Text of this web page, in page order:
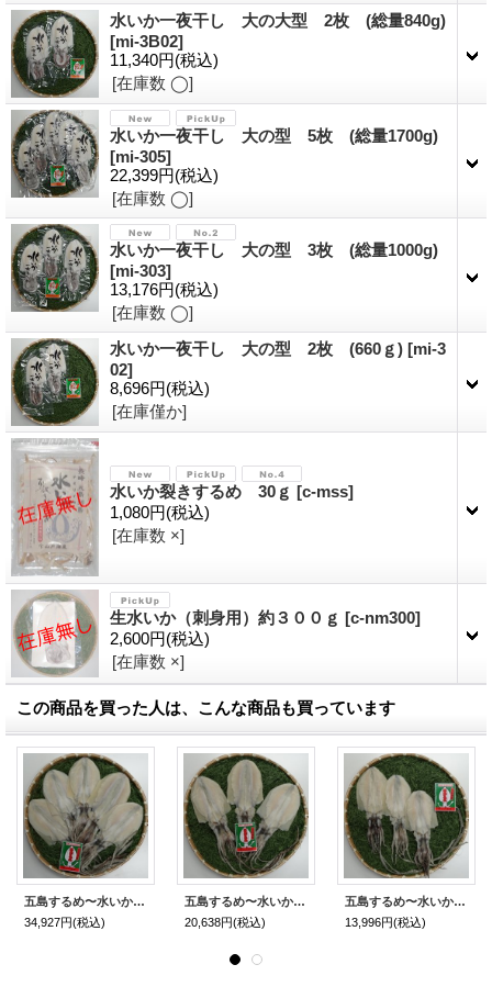
水いか一夜干し 大の大型 2枚 (総量840g)
[mi-3B02]
11,340円(税込)
[在庫数 ◯]
水いか一夜干し 大の型 5枚 (総量1700g)
[mi-305]
22,399円(税込)
[在庫数 ◯]
水いか一夜干し 大の型 3枚 (総量1000g)
[mi-303]
13,176円(税込)
[在庫数 ◯]
水いか一夜干し 大の型 2枚 (660ｇ) [mi-3
02]
8,696円(税込)
[在庫僅か]
水いか裂きするめ 30ｇ [c-mss]
1,080円(税込)
[在庫数 ×]
生水いか（刺身用）約３００ｇ [c-nm300]
2,600円(税込)
[在庫数 ×]
この商品を買った人は、こんな商品も買っています
五島するめ〜水いかするめ〜 特大の型 5枚 (総量1100g)
34,927円(税込)
五島するめ〜水いかするめ〜 特大の型 3枚 (総量650g)
20,638円(税込)
五島するめ〜水いかするめ〜 大の型 3枚 (総量480g)
13,996円(税込)